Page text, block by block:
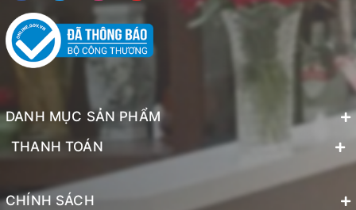
DANH MỤC SẢN PHẨM
THANH TOÁN
CHÍNH SÁCH